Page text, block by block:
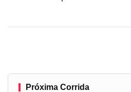
Próxima Corrida